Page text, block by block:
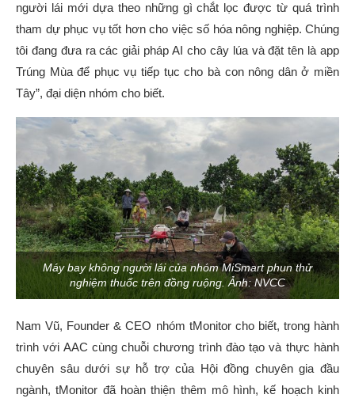
người lái mới dựa theo những gì chắt lọc được từ quá trình
tham dự phục vụ tốt hơn cho việc số hóa nông nghiệp. Chúng
tôi đang đưa ra các giải pháp AI cho cây lúa và đặt tên là app
Trúng Mùa để phục vụ tiếp tục cho bà con nông dân ở miền
Tây”, đại diện nhóm cho biết.
Máy bay không người lái của nhóm MiSmart phun thử
nghiệm thuốc trên đồng ruộng. Ảnh: NVCC
Nam Vũ, Founder & CEO nhóm tMonitor cho biết, trong hành
trình với AAC cùng chuỗi chương trình đào tạo và thực hành
chuyên sâu dưới sự hỗ trợ của Hội đồng chuyên gia đầu
ngành, tMonitor đã hoàn thiện thêm mô hình, kế hoạch kinh